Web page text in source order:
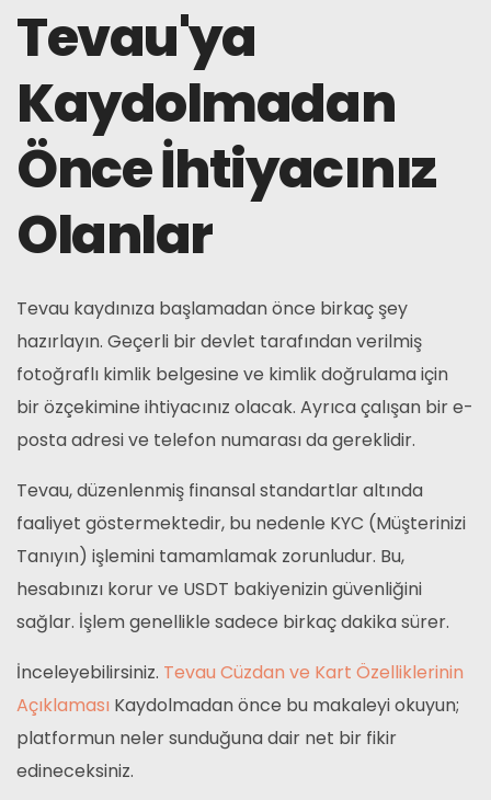
Tevau'ya
Kaydolmadan
Önce İhtiyacınız
Olanlar
Tevau kaydınıza başlamadan önce birkaç şey
hazırlayın. Geçerli bir devlet tarafından verilmiş
fotoğraflı kimlik belgesine ve kimlik doğrulama için
bir özçekimine ihtiyacınız olacak. Ayrıca çalışan bir e-
posta adresi ve telefon numarası da gereklidir.
Tevau, düzenlenmiş finansal standartlar altında
faaliyet göstermektedir, bu nedenle KYC (Müşterinizi
Tanıyın) işlemini tamamlamak zorunludur. Bu,
hesabınızı korur ve USDT bakiyenizin güvenliğini
sağlar. İşlem genellikle sadece birkaç dakika sürer.
İnceleyebilirsiniz. Tevau Cüzdan ve Kart Özelliklerinin
Açıklaması Kaydolmadan önce bu makaleyi okuyun;
platformun neler sunduğuna dair net bir fikir
edineceksiniz.